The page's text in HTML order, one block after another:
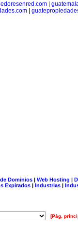
|
|
Dominios| Web Hosting |
Expirados | Industrias |
[Pág.